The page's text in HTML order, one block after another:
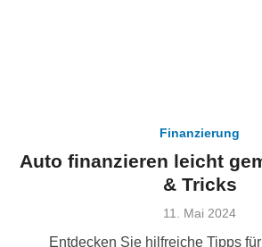
Finanzierung
Auto finanzieren leicht
& Tricks
Veröffentlicht
11. Mai 2024
Entdecken Sie hilfreiche Tipps